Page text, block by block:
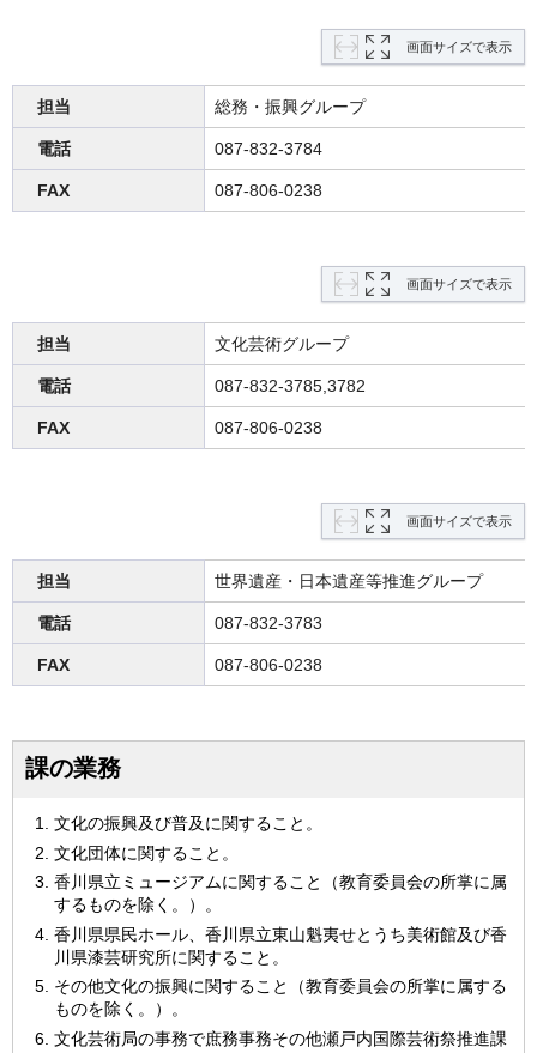
画面サイズで表示
担当 総務・振興グループ
電話 087-832-3784
FAX 087-806-0238
画面サイズで表示
担当 文化芸術グループ
電話 087-832-3785,3782
FAX 087-806-0238
画面サイズで表示
担当 世界遺産・日本遺産等推進グループ
電話 087-832-3783
FAX 087-806-0238
課の業務
文化の振興及び普及に関すること。
文化団体に関すること。
香川県立ミュージアムに関すること（教育委員会の所掌に属
するものを除く。）。
香川県県民ホール、香川県立東山魁夷せとうち美術館及び香
川県漆芸研究所に関すること。
その他文化の振興に関すること（教育委員会の所掌に属する
ものを除く。）。
文化芸術局の事務で庶務事務その他瀬戸内国際芸術祭推進課